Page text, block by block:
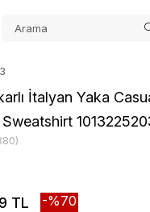
İtalyan Yaka
TL 70